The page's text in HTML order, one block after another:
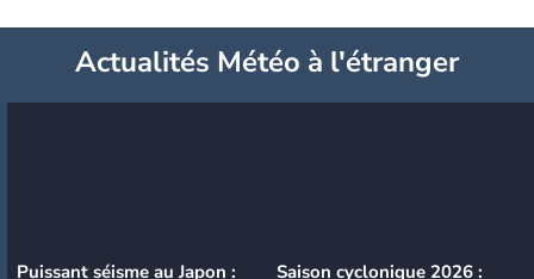
Actualités Météo à l'étranger
Puissant séisme au Japon :
Saison cyclonique 2026 :